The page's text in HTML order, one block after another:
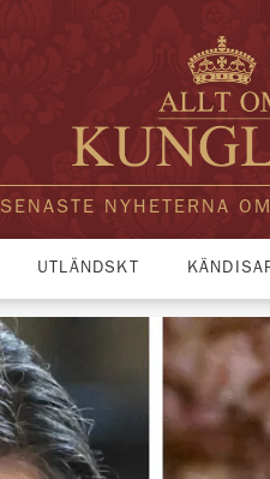
SENASTE NYHETERNA
UTLÄNDSKT